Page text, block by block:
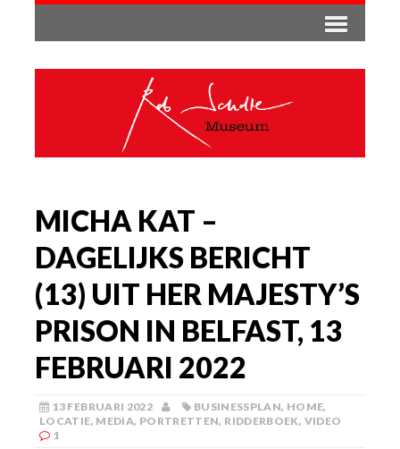
MICHA KAT –
DAGELIJKS BERICHT
(13) UIT HER MAJESTY’S
PRISON IN BELFAST, 13
FEBRUARI 2022
13 FEBRUARI 2022 BUSINESSPLAN, HOME,
LOCATIE, MEDIA, PORTRETTEN, RIDDERBOEK, VIDEO
1